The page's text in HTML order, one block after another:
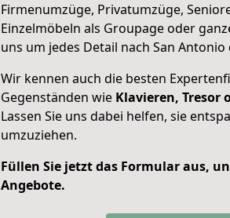
Firmenumzüge, Privatumzüge,
Einzelmöbeln als Groupage oder
uns um jedes Detail nach San
Wir kennen auch die besten
Gegenständen wie Klavieren, Tresor
Lassen Sie uns dabei helfen, sie
umzuziehen.
Füllen Sie jetzt das Formular aus,
Angebote.